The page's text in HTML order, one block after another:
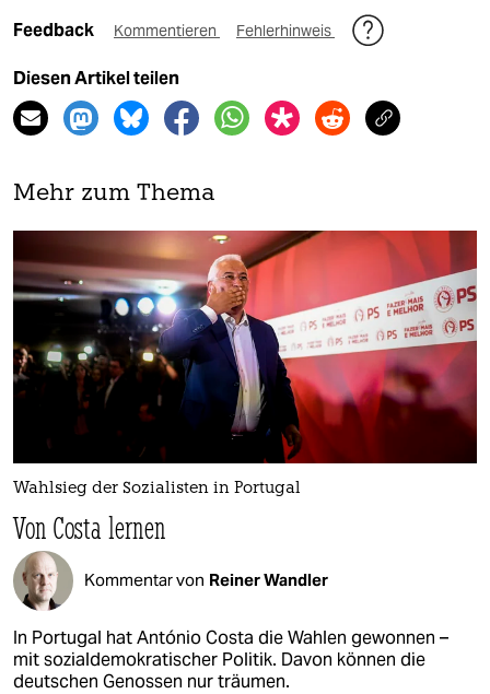
Feedback Kommentieren Fehlerhinweis
Diesen Artikel teilen
Mehr zum Thema
Wahlsieg der Sozialisten in Portugal
Von Costa lernen
Kommentar von Reiner Wandler
In Portugal hat António Costa die Wahlen gewonnen –
mit sozialdemokratischer Politik. Davon können die
deutschen Genossen nur träumen.